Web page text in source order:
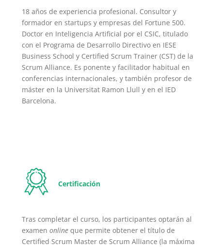
18 años de experiencia profesional. Consultor y
formador en startups y empresas del Fortune 500.
Doctor en Inteligencia Artificial por el CSIC, titulado
con el Programa de Desarrollo Directivo en IESE
Business School y Certified Scrum Trainer (CST) de la
Scrum Alliance. Es ponente y facilitador habitual en
conferencias internacionales, y también profesor de
máster en la Universitat Ramon Llull y en el IED
Barcelona.
Certificación
Tras completar el curso, los participantes optarán al
examen online que permite obtener el título de
Certified Scrum Master de Scrum Alliance (la máxima